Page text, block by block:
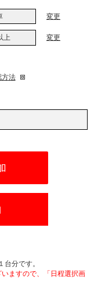
変更
上 変更
方法
分です。
ますので、「日程選択画